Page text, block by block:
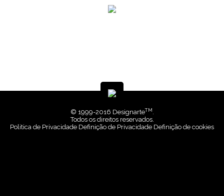
© 1999-2016 DesignarteTM.
Todos os direitos reservados.
Politica de Privacidade Definição de Privacidade Definição de cookies